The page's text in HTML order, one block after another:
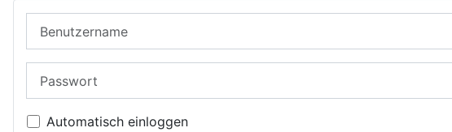
Automatisch einloggen